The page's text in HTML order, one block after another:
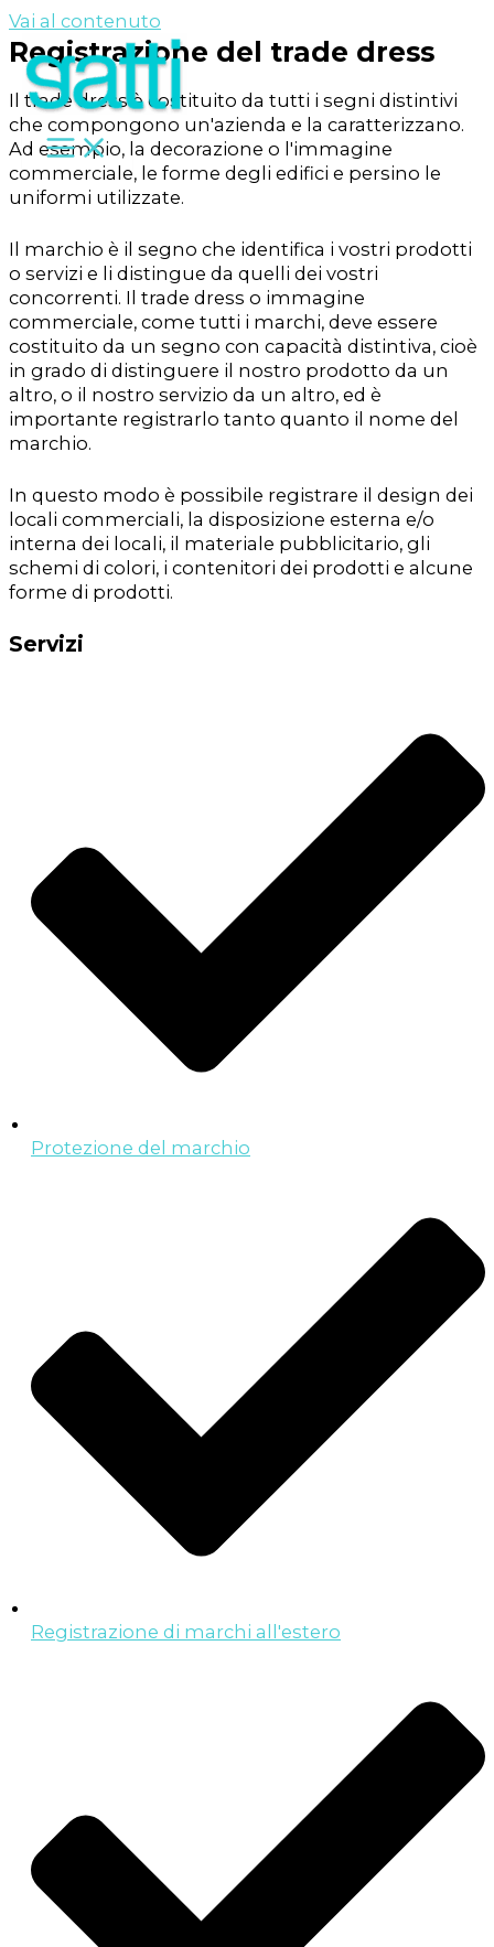
Vai al contenuto
Registrazione del trade dress
Il trade dress è costituito da tutti i segni distintivi
che compongono un'azienda e la caratterizzano.
Ad esempio, la decorazione o l'immagine
commerciale, le forme degli edifici e persino le
uniformi utilizzate.
Il marchio è il segno che identifica i vostri prodotti
o servizi e li distingue da quelli dei vostri
concorrenti. Il trade dress o immagine
commerciale, come tutti i marchi, deve essere
costituito da un segno con capacità distintiva, cioè
in grado di distinguere il nostro prodotto da un
altro, o il nostro servizio da un altro, ed è
importante registrarlo tanto quanto il nome del
marchio.
In questo modo è possibile registrare il design dei
locali commerciali, la disposizione esterna e/o
interna dei locali, il materiale pubblicitario, gli
schemi di colori, i contenitori dei prodotti e alcune
forme di prodotti.
Servizi
Protezione del marchio
Registrazione di marchi all'estero